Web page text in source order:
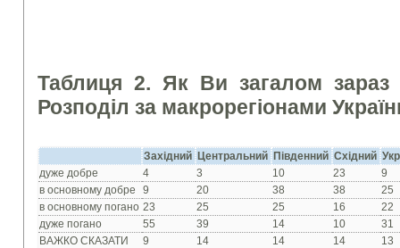
Таблиця 2. Як Ви загалом зараз
Розподіл за макрорегіонами
Західний Центральний Південний Східний
дуже добре
4 3 10 23
9
в основному добре
9 20 38 38
25
в основному погано 23 25 25 16
22
дуже погано
55 39 14 10
31
ВАЖКО СКАЗАТИ
9 14 14 14 13